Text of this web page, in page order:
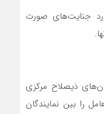
جنایت‌های صورت
ذیصلاح مرکزی
را بین نمایندگان